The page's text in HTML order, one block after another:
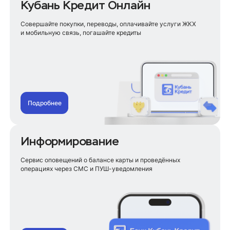
Для студентов
Для пенсионеров
Для учителей
На покупку земельного участка
На отпуск
На сбор ребенка в школу
Рефинансирование кредита
Для пенсионеров
Без поручителей
Рефинансирование кредитных карт
Кубань Кредит Онлайн
Совершайте покупки, переводы, оплачивайте услуги ЖКХ
и мобильную связь, погашайте кредиты
Подробнее
Информирование
Сервис оповещений о балансе карты и проведённых
операциях через СМС и ПУШ-уведомления